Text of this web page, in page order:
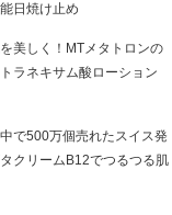
日焼け止め
美しく！MTメタトロンの
ラネキサム酸ローション
で500万個売れたスイス発
クリームB12でつるつる肌